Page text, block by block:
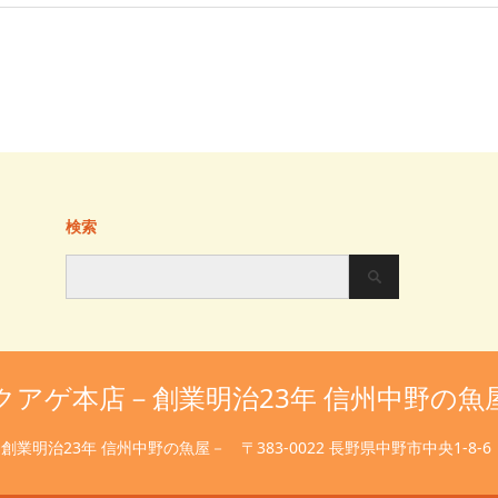
検索
アゲ本店－創業明治23年 信州中野の魚
業明治23年 信州中野の魚屋－ 〒383-0022 長野県中野市中央1-8-6